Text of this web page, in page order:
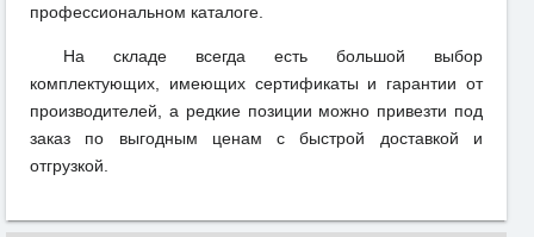
профессиональном каталоге.
На складе всегда есть большой выбор
комплектующих, имеющих сертификаты и гарантии от
производителей, а редкие позиции можно привезти под
заказ по выгодным ценам с быстрой доставкой и
отгрузкой.